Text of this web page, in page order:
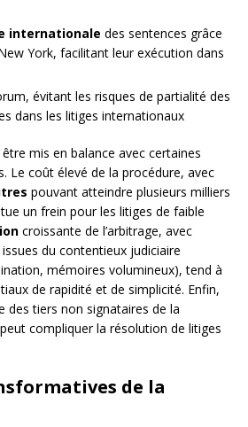
internationale des sentences grâce
York, facilitant leur exécution dans
évitant les risques de partialité des
dans les litiges internationaux
mis en balance avec certaines
Le coût élevé de la procédure, avec
pouvant atteindre plusieurs milliers
un frein pour les litiges de faible
croissante de l’arbitrage, avec
du contentieux judiciaire
mémoires volumineux), tend à
de rapidité et de simplicité. Enfin,
des tiers non signataires de la
compliquer la résolution de litiges
de la